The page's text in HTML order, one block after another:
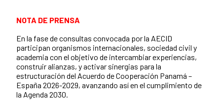
NOTA DE PRENSA
En la fase de consultas convocada por la AECID
participan organismos internacionales, sociedad civil y
academia con el objetivo de intercambiar experiencias,
construir alianzas, y activar sinergias para la
estructuración del Acuerdo de Cooperación Panamá –
España 2026-2029, avanzando así en el cumplimiento de
la Agenda 2030.